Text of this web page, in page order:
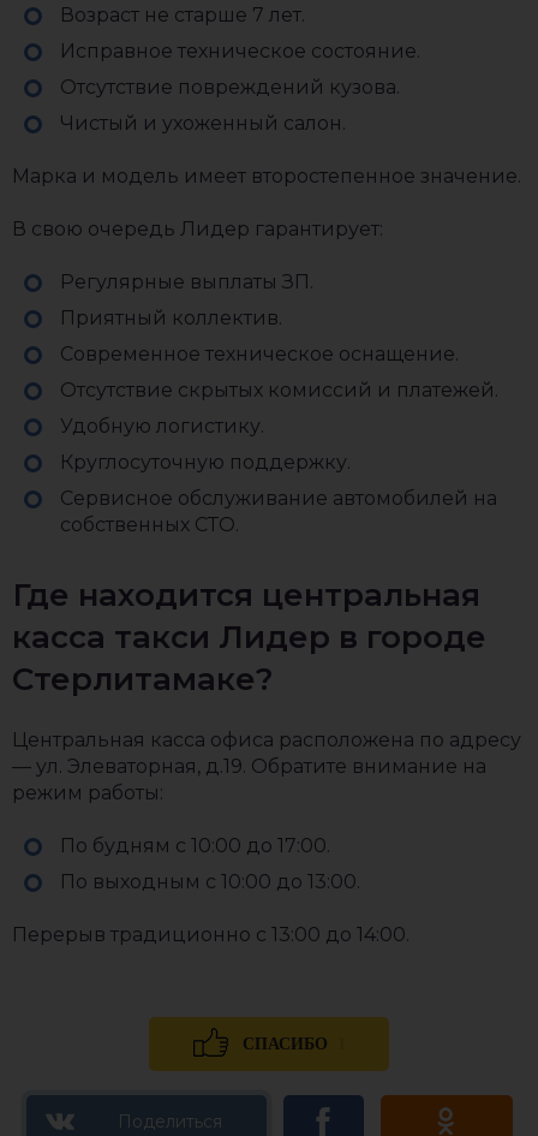
Возраст не старше 7 лет.
Исправное техническое состояние.
Отсутствие повреждений кузова.
Чистый и ухоженный салон.
Марка и модель имеет второстепенное значение.
В свою очередь Лидер гарантирует:
Регулярные выплаты ЗП.
Приятный коллектив.
Современное техническое оснащение.
Отсутствие скрытых комиссий и платежей.
Удобную логистику.
Круглосуточную поддержку.
Сервисное обслуживание автомобилей на
собственных СТО.
Где находится центральная
касса такси Лидер в городе
Стерлитамаке?
Центральная касса офиса расположена по адресу
— ул. Элеваторная, д.19. Обратите внимание на
режим работы:
По будням с 10:00 до 17:00.
По выходным с 10:00 до 13:00.
Перерыв традиционно с 13:00 до 14:00.
СПАСИБО